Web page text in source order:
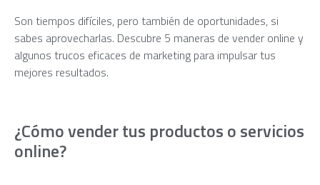
Son tiempos difíciles, pero también de oportunidades, si
sabes aprovecharlas. Descubre 5 maneras de vender online y
algunos trucos eficaces de marketing para impulsar tus
mejores resultados.
¿Cómo vender tus productos o servicios
online?